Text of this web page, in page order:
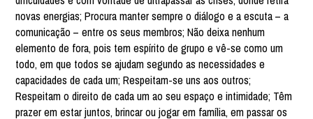
novas energias; Procura manter sempre o diálogo e a escuta – a
comunicação – entre os seus membros; Não deixa nenhum
elemento de fora, pois tem espírito de grupo e vê-se como um
todo, em que todos se ajudam segundo as necessidades e
capacidades de cada um; Respeitam-se uns aos outros;
Respeitam o direito de cada um ao seu espaço e intimidade; Têm
prazer em estar juntos, brincar ou jogar em família, em passar os